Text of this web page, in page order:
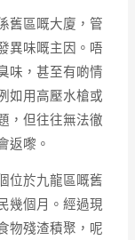
舊區嘅大廈，管
異味嘅主因。唔
味，甚至有啲情
如用高壓水槍或
，但往往無法徹
返嚟。
位於九龍區嘅舊
幾個月。經過現
物殘渣積聚，呢